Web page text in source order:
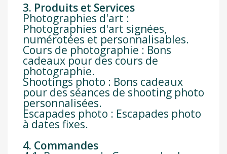
3. Produits et Services
Photographies d'art :
Photographies d'art signées,
numérotées et personnalisables.
Cours de photographie : Bons
cadeaux pour des cours de
photographie.
Shootings photo : Bons cadeaux
pour des séances de shooting photo
personnalisées.
Escapades photo : Escapades photo
à dates fixes.
4. Commandes